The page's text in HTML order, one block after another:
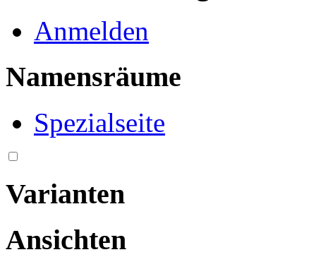
Anmelden
Namensräume
Spezialseite
Varianten
Ansichten